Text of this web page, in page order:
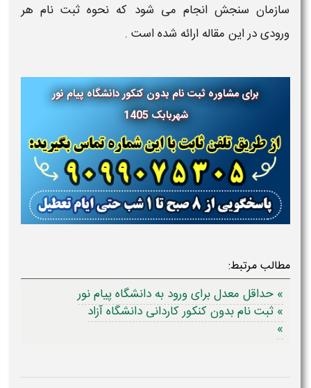
سازمان سنجش انجام می شود که نحوه ثبت نام هر
ورودی در این مقاله ارائه شده است .
برای مشاوره ثبت نام بدون کنکور دانشگاه پیام نور
شهربابک1405
مطالب مرتبط:
» حداقل معدل برای ورود به دانشگاه پیام نور
» ثبت نام بدون کنکور کاردانی دانشگاه آزاد
»